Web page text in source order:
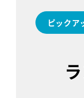
ピックア